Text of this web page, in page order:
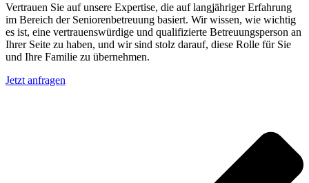
Vertrauen Sie auf unsere Expertise, die auf langjähriger Erfahrung
im Bereich der Seniorenbetreuung basiert. Wir wissen, wie wichtig
es ist, eine vertrauenswürdige und qualifizierte Betreuungsperson an
Ihrer Seite zu haben, und wir sind stolz darauf, diese Rolle für Sie
und Ihre Familie zu übernehmen.
Jetzt anfragen